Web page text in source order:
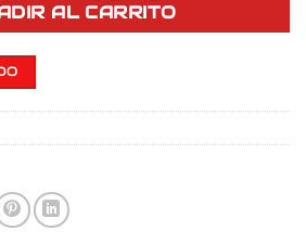
AL CARRITO